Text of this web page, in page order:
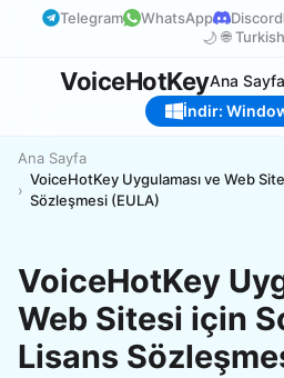
Telegram WhatsApp Discord
🌙 🌐
VoiceHotKeyAna Sayfa
İndir:
Ana Sayfa
VoiceHotKey Uygulaması ve Web
Sözleşmesi (EULA)
VoiceHotKey
Web Sitesi için
Lisans